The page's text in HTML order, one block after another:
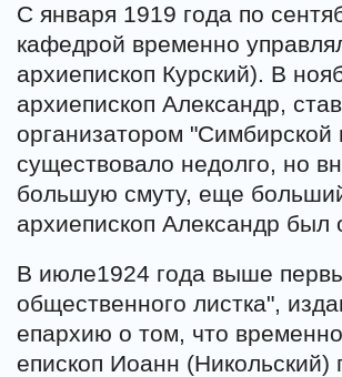
С января 1919 года по
кафедрой временно
архиепископ Курский). В
архиепископ Александр,
организатором
существовало недолго, но
большую смуту, еще
архиепископ Александр был
В июле1924 года выше
общественного листка",
епархию о том, что
епископ Иоанн